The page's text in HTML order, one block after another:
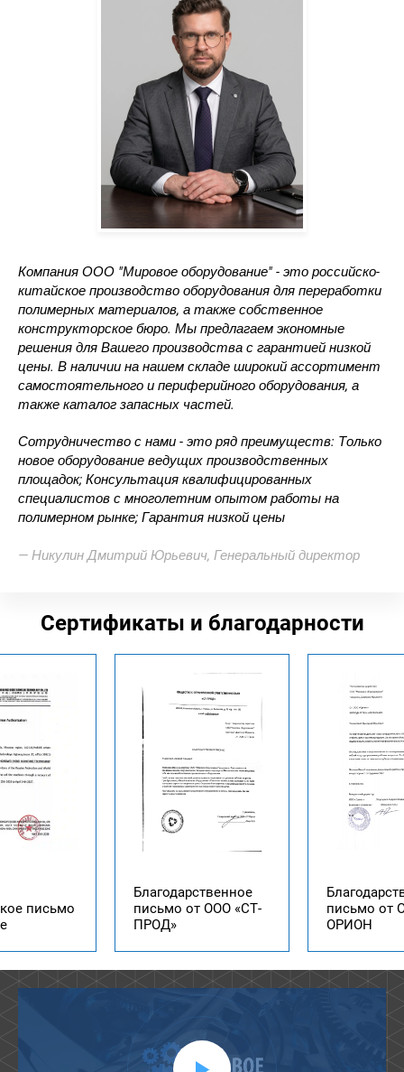
Компания ООО "Мировое оборудование" - это российско-
китайское производство оборудования для переработки
полимерных материалов, а также собственное
конструкторское бюро. Мы предлагаем экономные
решения для Вашего производства с гарантией низкой
цены. В наличии на нашем складе широкий ассортимент
самостоятельного и периферийного оборудования, а
также каталог запасных частей.
Сотрудничество с нами - это ряд преимуществ: Только
новое оборудование ведущих производственных
площадок; Консультация квалифицированных
специалистов с многолетним опытом работы на
полимерном рынке; Гарантия низкой цены
— Никулин Дмитрий Юрьевич, Генеральный директор
Сертификаты и благодарности
ООО «СТ-
Благодарственное
письмо от ООО
ОРИОН
ООО
завод